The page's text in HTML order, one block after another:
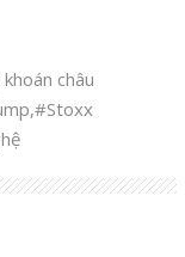
châu
,#Stoxx